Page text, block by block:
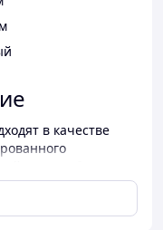
в качестве
Они обладают
и активно
сколачивания